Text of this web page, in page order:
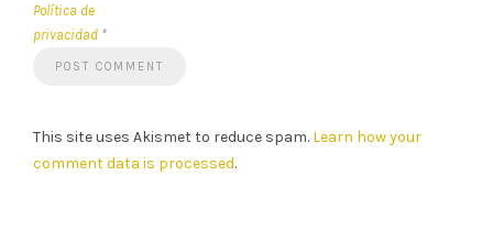
Política de
privacidad *
This site uses Akismet to reduce spam. Learn how your
comment data is processed.